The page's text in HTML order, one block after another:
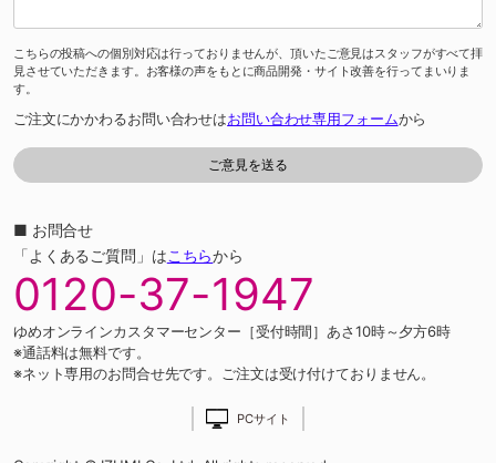
こちらの投稿への個別対応は行っておりませんが、頂いたご意見はスタッフがすべて拝
見させていただきます。お客様の声をもとに商品開発・サイト改善を行ってまいりま
す。
ご注文にかかわるお問い合わせはお問い合わせ専用フォームから
■ お問合せ
「よくあるご質問」はこちらから
0120-37-1947
ゆめオンラインカスタマーセンター［受付時間］あさ10時～夕方6時
※通話料は無料です。
※ネット専用のお問合せ先です。ご注文は受け付けておりません。
PCサイト